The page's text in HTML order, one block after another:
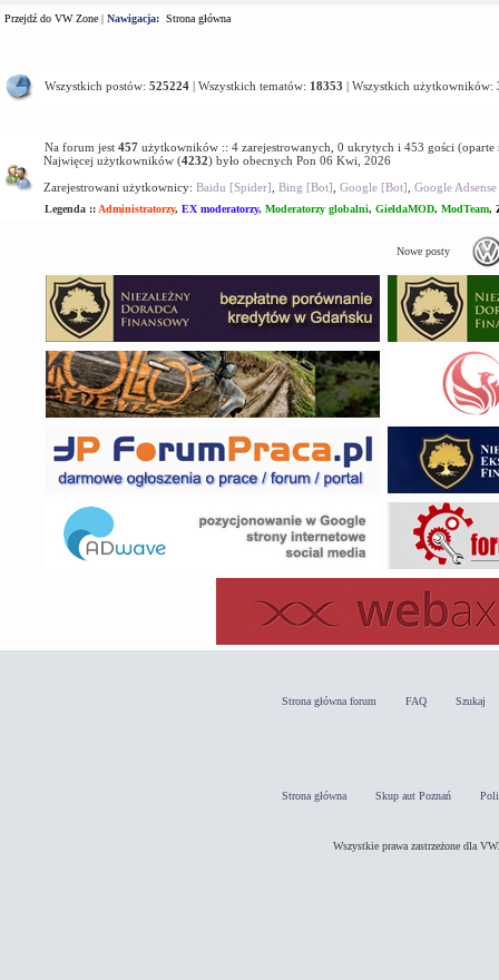
Przejdź do VW Zone | Nawigacja: Strona główna
Wszystkich postów: 525224 | Wszystkich tematów: 18353 | Wszystkich użytkowników:
Na forum jest 457 użytkowników :: 4 zarejestrowanych, 0 ukrytych i 453 gości
Najwięcej użytkowników (4232) było obecnych Pon 06 Kwi, 2026
Zarejestrowani użytkownicy: Baidu [Spider] Bing [Bot] Google [Bot] Google
Legenda :: Administratorzy, EX moderatorzy, Moderatorzy globalni, GiełdaMOD, ModTeam,
Nowe posty
Strona główna forum FAQ Szukaj
Strona główna Skup aut Poznań
Wszystkie prawa zastrzeżone dla